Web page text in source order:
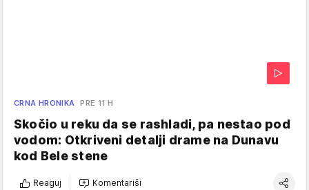
CRNA HRONIKA PRE 11 H
Skočio u reku da se rashladi, pa nestao pod
vodom: Otkriveni detalji drame na Dunavu
kod Bele stene
Reaguj Komentariši